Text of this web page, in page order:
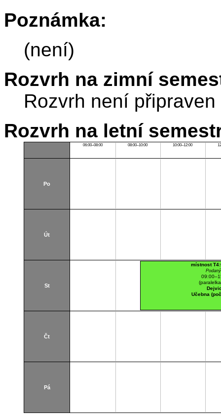
Poznámka:
(není)
Rozvrh na zimní
Rozvrh není připraven
Rozvrh na letní
06:00–08:00 08:00–10:00 10:00–12:00
Po
Út
St
místnost
Učebna
Čt
Pá